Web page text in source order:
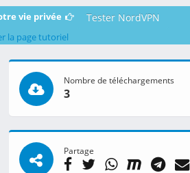
vie privée Tester NordVPN
la page tutoriel
Nombre de téléchargements
3
Partage